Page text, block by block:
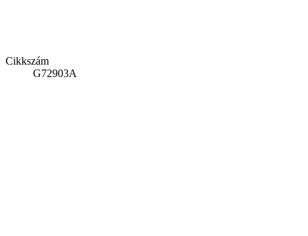
Cikkszám
G72903A